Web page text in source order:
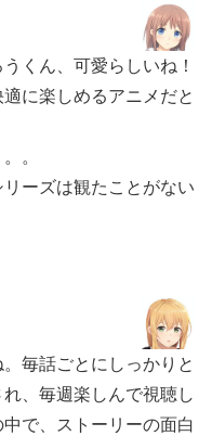
くん、可愛らしいね！
に楽しめるアニメだと
。
ーズは観たことがない
毎話ごとにしっかりと
、毎週楽しんで視聴し
で、ストーリーの面白